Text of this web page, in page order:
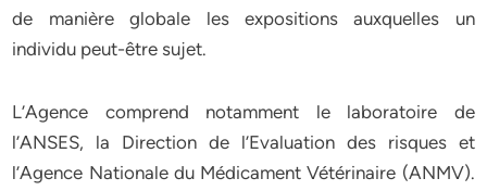
de manière globale les expositions auxquelles un
individu peut-être sujet.
L’Agence comprend notamment le laboratoire de
l’ANSES, la Direction de l’Evaluation des risques et
l’Agence Nationale du Médicament Vétérinaire (ANMV).